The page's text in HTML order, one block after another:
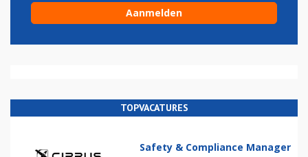
TOPVACATURES
Safety & Compliance Manager